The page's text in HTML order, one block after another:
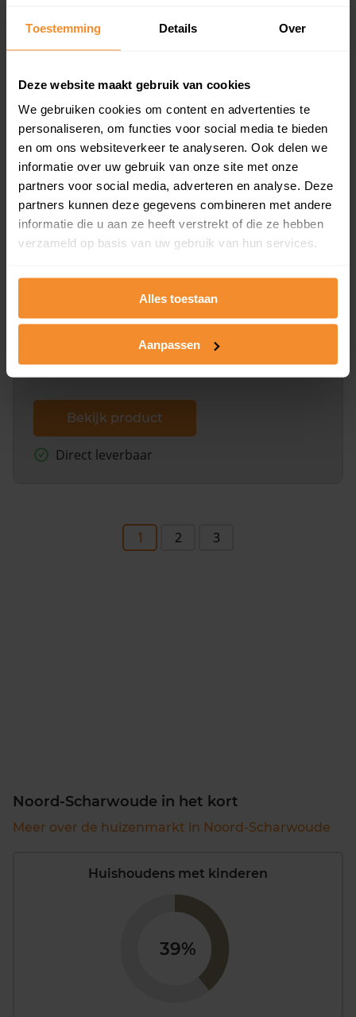
Toestemming Details Over
Deze website maakt gebruik van cookies
We gebruiken cookies om content en advertenties te
personaliseren, om functies voor social media te bieden
en om ons websiteverkeer te analyseren. Ook delen we
informatie over uw gebruik van onze site met onze
partners voor social media, adverteren en analyse. Deze
partners kunnen deze gegevens combineren met andere
informatie die u aan ze heeft verstrekt of die ze hebben
verzameld op basis van uw gebruik van hun services.
Alles toestaan
Aanpassen
en koopdatum) binnen een postcodegebied. Dit
inclusief een jaar lang gratis updates van nieuwe
Bekijk product
Direct leverbaar
Kadastrale kaart pakket
Alleen globale ligging perceel
omliggende percelen met de kadastrale erfgrenzen,
dit inclusief de luchtfoto!
Bekijk product
Direct leverbaar
1 2 3
Noord-Scharwoude in het kort
Meer over de huizenmarkt in Noord-Scharwoude
Huishoudens met kinderen
39%